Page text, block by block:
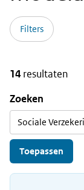
Filters
14resultaten
Zoeken